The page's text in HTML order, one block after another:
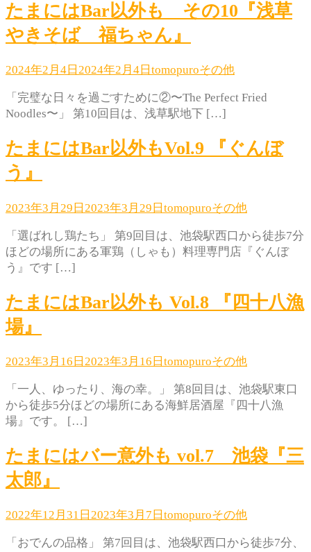
たまにはBar以外も その10『浅草
やきそば 福ちゃん』
2024年2月4日 2024年2月4日 tomopuroその他
「完璧な日々を過ごすために②〜The Perfect Fried
Noodles〜」 第10回目は、浅草駅地下 […]
たまにはBar以外もVol.9 『ぐんぼ
う』
2023年3月29日 2023年3月29日 tomopuroその他
「選ばれし鶏たち」 第9回目は、池袋駅西口から徒歩7分
ほどの場所にある軍鶏（しゃも）料理専門店『ぐんぼ
う』です […]
たまにはBar以外も Vol.8 『四十八漁
場』
2023年3月16日 2023年3月16日 tomopuroその他
「一人、ゆったり、海の幸。」 第8回目は、池袋駅東口
から徒歩5分ほどの場所にある海鮮居酒屋『四十八漁
場』です。 […]
たまにはバー意外も vol.7 池袋『三
太郎』
2022年12月31日 2023年3月7日 tomopuroその他
「おでんの品格」 第7回目は、池袋駅西口から徒歩7分、